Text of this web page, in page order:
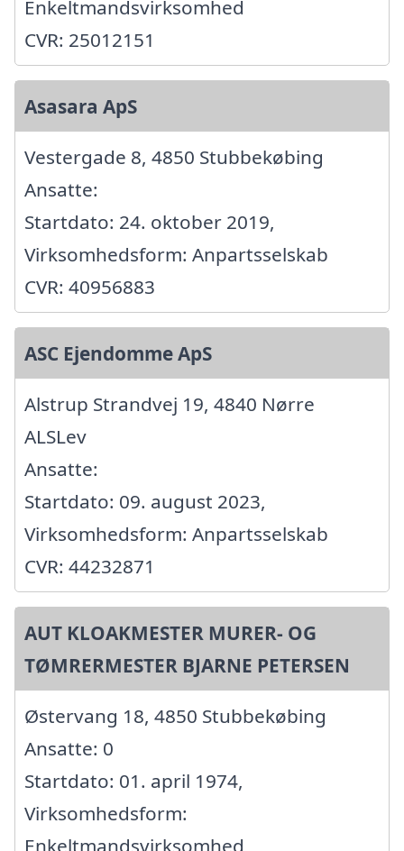
Enkeltmandsvirksomhed
CVR: 25012151
Asasara ApS
Vestergade 8, 4850 Stubbekøbing
Ansatte:
Startdato: 24. oktober 2019,
Virksomhedsform: Anpartsselskab
CVR: 40956883
ASC Ejendomme ApS
Alstrup Strandvej 19, 4840 Nørre
ALSLev
Ansatte:
Startdato: 09. august 2023,
Virksomhedsform: Anpartsselskab
CVR: 44232871
AUT KLOAKMESTER MURER- OG
TØMRERMESTER BJARNE PETERSEN
Østervang 18, 4850 Stubbekøbing
Ansatte: 0
Startdato: 01. april 1974,
Virksomhedsform:
Enkeltmandsvirksomhed